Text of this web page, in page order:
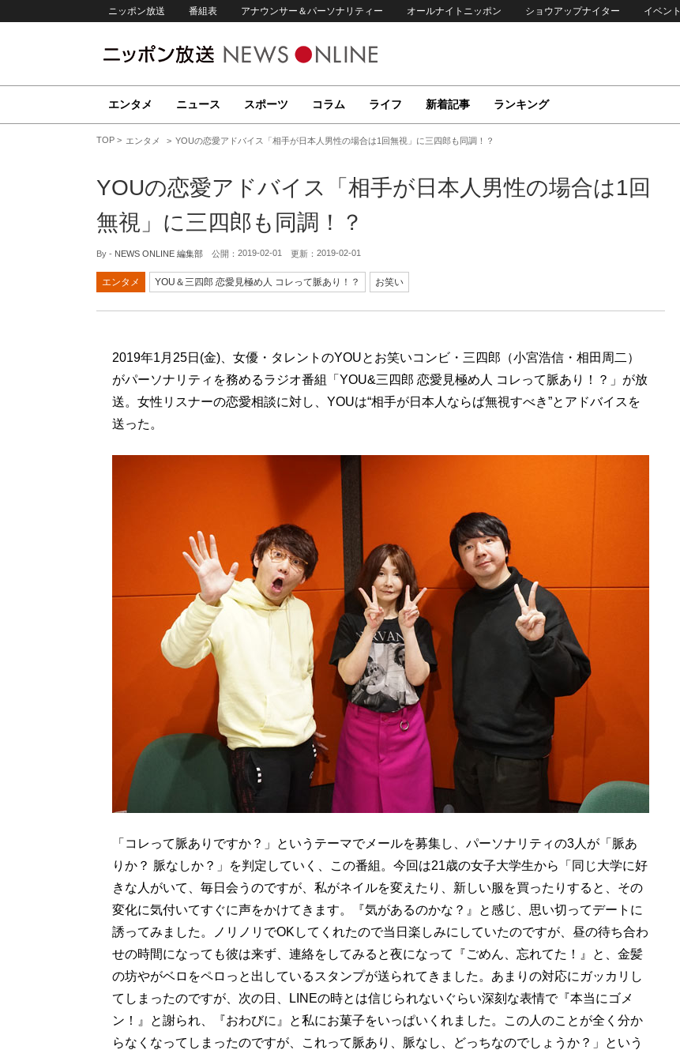
ニッポン放送 番組表 アナウンサー＆パーソナリティー オールナイトニッポン ショウアップナイター イベント
エンタメ ニュース スポーツ コラム ライフ 新着記事 ランキング
TOP エンタメ YOUの恋愛アドバイス「相手が日本人男性の場合は1回無視」に三四郎も同調！？
YOUの恋愛アドバイス「相手が日本人男性の場合は1回
無視」に三四郎も同調！？
By - NEWS ONLINE 編集部 公開： 2019-02-01 更新： 2019-02-01
エンタメ YOU＆三四郎 恋愛見極め人 コレって脈あり！？ お笑い
2019年1月25日(金)、女優・タレントのYOUとお笑いコンビ・三四郎（小宮浩信・相田周二）
がパーソナリティを務めるラジオ番組「YOU&三四郎 恋愛見極め人 コレって脈あり！？」が放
送。女性リスナーの恋愛相談に対し、YOUは“相手が日本人ならば無視すべき”とアドバイスを
送った。
「コレって脈ありですか？」というテーマでメールを募集し、パーソナリティの3人が「脈あ
りか？ 脈なしか？」を判定していく、この番組。今回は21歳の女子大学生から「同じ大学に好
きな人がいて、毎日会うのですが、私がネイルを変えたり、新しい服を買ったりすると、その
変化に気付いてすぐに声をかけてきます。『気があるのかな？』と感じ、思い切ってデートに
誘ってみました。ノリノリでOKしてくれたので当日楽しみにしていたのですが、昼の待ち合わ
せの時間になっても彼は来ず、連絡をしてみると夜になって『ごめん、忘れてた！』と、金髪
の坊やがベロをペロっと出しているスタンプが送られてきました。あまりの対応にガッカリし
てしまったのですが、次の日、LINEの時とは信じられないぐらい深刻な表情で『本当にゴメ
ン！』と謝られ、『おわびに』と私にお菓子をいっぱいくれました。この人のことが全く分か
らなくなってしまったのですが、これって脈あり、脈なし、どっちなのでしょうか？」という